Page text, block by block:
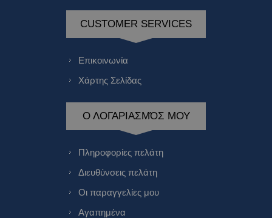
CUSTOMER SERVICES
Επικοινωνία
Χάρτης Σελίδας
Ο ΛΟΓΑΡΙΑΣΜΌΣ ΜΟΥ
Πληροφορίες πελάτη
Διευθύνσεις πελάτη
Οι παραγγελίες μου
Αγαπημένα